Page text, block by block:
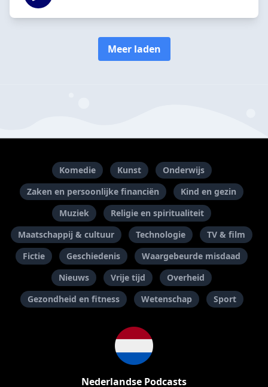
Meer laden
Komedie Kunst
Onderwijs
Zaken en persoonlijke financiën
Kind en gezin
Muziek
Religie en spiritualiteit
Maatschappij & cultuur
Technologie
TV & film
Fictie
Geschiedenis
Waargebeurde misdaad
Nieuws
Vrije tijd
Overheid
Gezondheid en fitness
Wetenschap Sport
Nederlandse Podcasts